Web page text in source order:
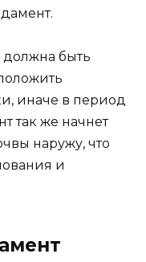
должна быть
иначе в период
так же начнет
наружу, что
и